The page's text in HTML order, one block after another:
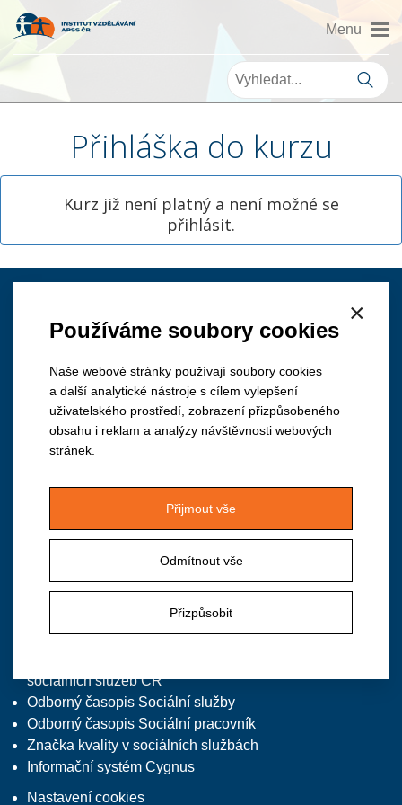
×
Používáme soubory cookies
Naše webové stránky používají soubory cookies
a další analytické nástroje s cílem vylepšení
uživatelského prostředí, zobrazení přizpůsobeného
obsahu i reklam a analýzy návštěvnosti webových
stránek.
Přijmout vše
Odmítnout vše
Přizpůsobit
Přihláška do kurzu
Kurz již není platný a není možné se
přihlásit.
Kontakt
T/F: +420 381 213 332, předvolba 2
E:institut@apsscr.cz
www.institutvzdelavani.cz
Zajímavé odkazy
sociálních služeb ČR
Odborný časopis Sociální služby
Odborný časopis Sociální pracovník
Značka kvality v sociálních službách
Informační systém Cygnus
Nastavení cookies